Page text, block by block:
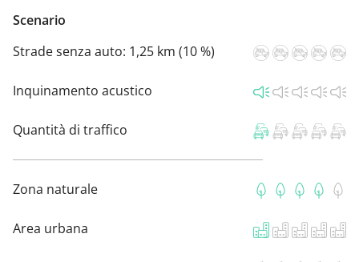
Scenario
Strade senza auto: 1,25 km (10 %)
Inquinamento acustico
Quantità di traffico
Zona naturale
Area urbana